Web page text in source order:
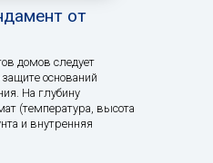
от
домов следует
оснований
На глубину
(температура, высота
и внутренняя